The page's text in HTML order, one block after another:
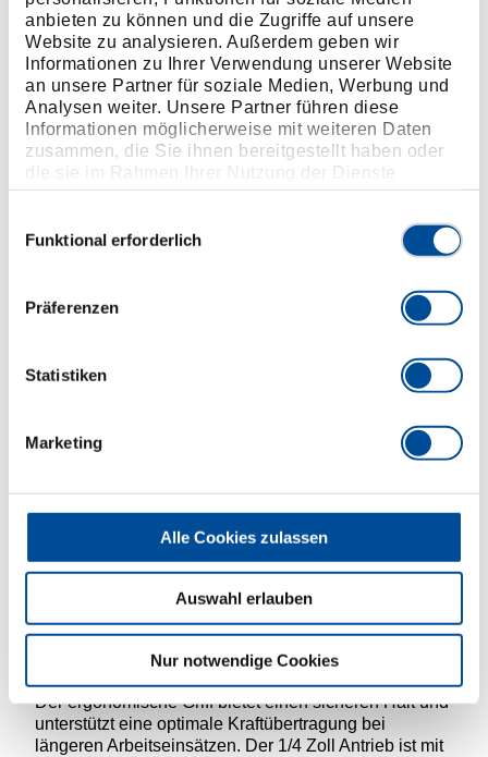
anbieten zu können und die Zugriffe auf unsere
Website zu analysieren. Außerdem geben wir
Informationen zu Ihrer Verwendung unserer Website
an unsere Partner für soziale Medien, Werbung und
Analysen weiter. Unsere Partner führen diese
Informationen möglicherweise mit weiteren Daten
zusammen, die Sie ihnen bereitgestellt haben oder
die sie im Rahmen Ihrer Nutzung der Dienste
gesammelt haben. Unsere vollständige
Funktional erforderlich
Präferenzen
Statistiken
Marketing
Alle Cookies zulassen
Auswahl erlauben
Nur notwendige Cookies
bleiben auch bei hoher Beladung sicher bedienbar.
Die pulverbeschichtete Oberfläche schützt zuverlässig
vor Stößen, Kratzern und Werkstattchemikalien. Zwei
Lenkrollen mit Feststellfunktion stellen sicher, dass
der Wagen genau dort bleibt, wo er benötigt wird.
Durch das große Fassungsvermögen, die langlebige
Bauweise und die funktionale Ausstattung ist dieser
Werkstattwagen ein zuverlässiger Begleiter für jeden
Der 2675 K SilentGear Knarren Schraubendreher
(Code-Nr. 3544532) von GEDORE kombiniert eine
Dadurch eignet er sich ideal für präzises Arbeiten in
engen Bereichen. Die SilentGear Mechanik
ermöglicht nahezu geräuschloses Nachfassen und
sorgt gleichzeitig für eine zuverlässige
Kraftübertragung.
Der ergonomische Griff bietet einen sicheren Halt und
unterstützt eine optimale Kraftübertragung bei
längeren Arbeitseinsätzen. Der 1/4 Zoll Antrieb ist mit